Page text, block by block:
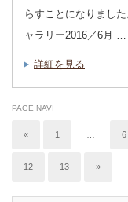
らすことになりまし
ャラリー2016／6月 …
詳細を見る
PAGE NAVI
« 1 6
12 13 »